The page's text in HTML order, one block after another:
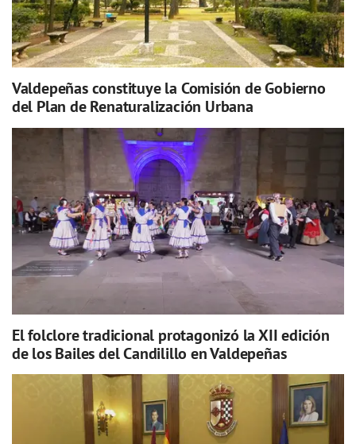
Valdepeñas constituye la Comisión de Gobierno
del Plan de Renaturalización Urbana
El folclore tradicional protagonizó la XII edición
de los Bailes del Candilillo en Valdepeñas